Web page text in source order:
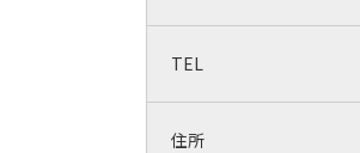
TEL
住所